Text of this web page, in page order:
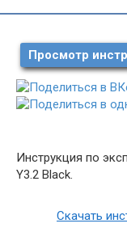
Просмотр
Инструкция по
Y3.2 Black.
Скачать